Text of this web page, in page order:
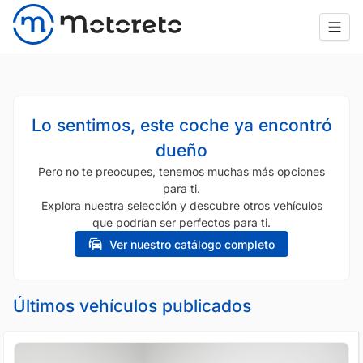
Lo sentimos, este coche ya encontró
dueño
Pero no te preocupes, tenemos muchas más opciones
para ti.
Explora nuestra selección y descubre otros vehículos
que podrían ser perfectos para ti.
Ver nuestro catálogo completo
Últimos vehículos publicados